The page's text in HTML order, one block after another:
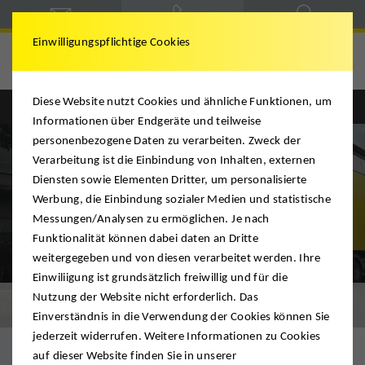
Rahmenverträge
Einwilligungspflichtige Cookies
Diese Website nutzt Cookies und ähnliche Funktionen, um
Informationen über Endgeräte und teilweise
personenbezogene Daten zu verarbeiten. Zweck der
Verarbeitung ist die Einbindung von Inhalten, externen
Diensten sowie Elementen Dritter, um personalisierte
Werbung, die Einbindung sozialer Medien und statistische
Messungen/Analysen zu ermöglichen. Je nach
Funktionalität können dabei daten an Dritte
weitergegeben und von diesen verarbeitet werden. Ihre
Einwiliigung ist grundsätzlich freiwillig und für die
Nutzung der Website nicht erforderlich. Das
Einverständnis in die Verwendung der Cookies können Sie
jederzeit widerrufen. Weitere Informationen zu Cookies
auf dieser Website finden Sie in unserer